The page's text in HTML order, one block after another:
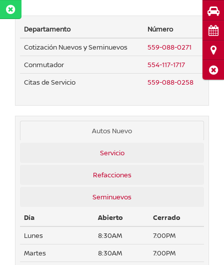
Departamento
Número
Cotización Nuevos y Seminuevos
559-088-0271
Conmutador
554-117-1717
Citas de Servicio
559-088-0258
Autos Nuevo
Servicio
Refacciones
Seminuevos
Día Abierto
Cerrado
Lunes
8:30AM
7:00PM
Martes
8:30AM
7:00PM